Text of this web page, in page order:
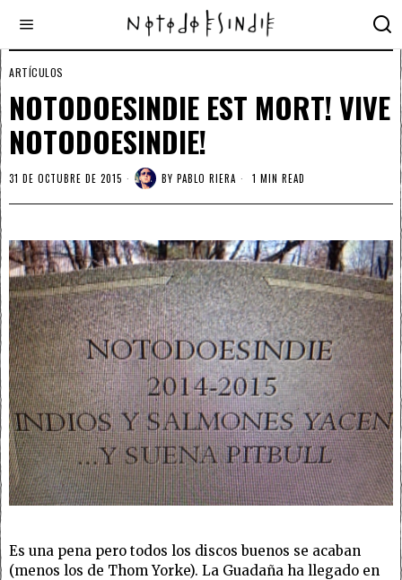
ARTÍCULOS
NOTODOESINDIE EST MORT! VIVE
NOTODOESINDIE!
31 DE OCTUBRE DE 2015 BY PABLO RIERA 1 MIN READ
Es una pena pero todos los discos buenos se acaban
(menos los de Thom Yorke). La Guadaña ha llegado en